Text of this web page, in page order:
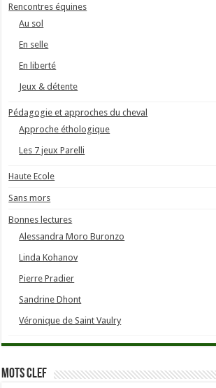
Rencontres équines
Au sol
En selle
En liberté
Jeux & détente
Pédagogie et approches du cheval
Approche éthologique
Les 7 jeux Parelli
Haute Ecole
Sans mors
Bonnes lectures
Alessandra Moro Buronzo
Linda Kohanov
Pierre Pradier
Sandrine Dhont
Véronique de Saint Vaulry
Mots clef